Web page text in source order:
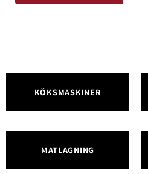
KÖKSMASKINER
MATLAGNING